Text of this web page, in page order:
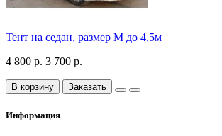
Тент на седан, размер М до 4,5м
4 800 р. 3 700 р.
В корзину Заказать
Информация